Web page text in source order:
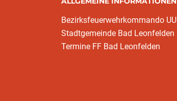
Bezirksfeuerwehrkommando UU
Stadtgemeinde Bad Leonfelden
Termine FF Bad Leonfelden